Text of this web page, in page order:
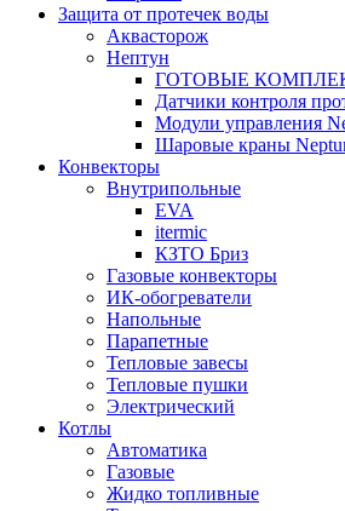
Защита от протечек воды
Аквасторож
Нептун
ГОТОВЫЕ
Датчики контроля
Модули управления
Шаровые краны
Конвекторы
Внутрипольные
EVA
itermic
КЗТО Бриз
Газовые конвекторы
ИК-обогреватели
Напольные
Парапетные
Тепловые завесы
Тепловые пушки
Электрический
Котлы
Автоматика
Газовые
Жидко топливные